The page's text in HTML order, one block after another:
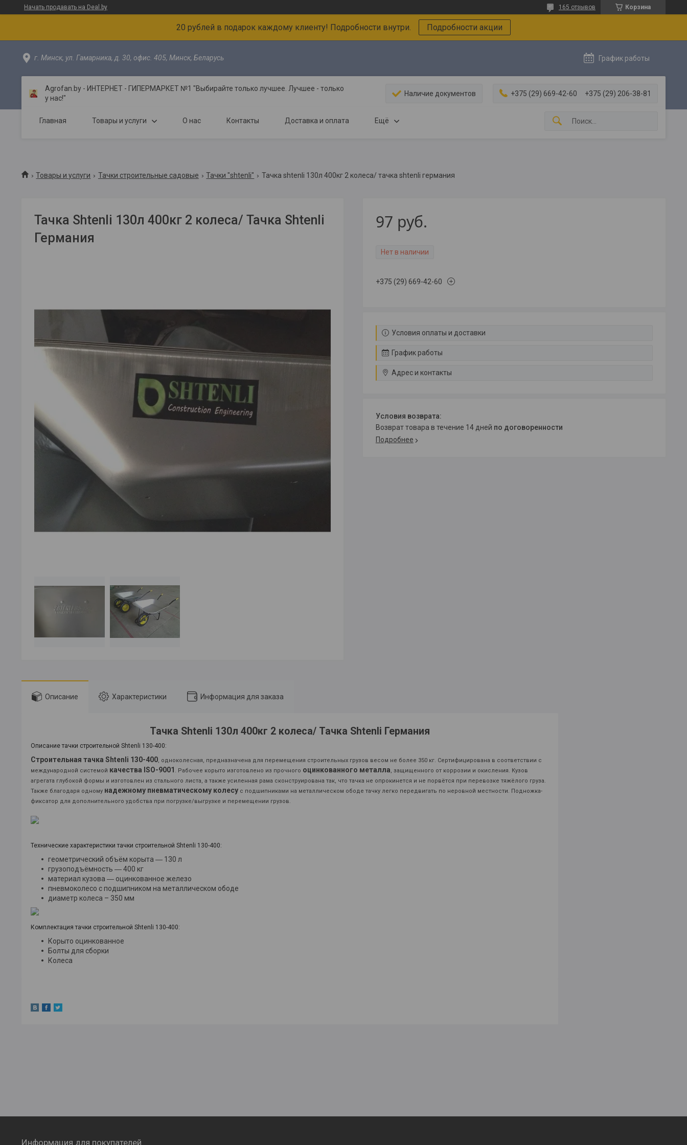
Начать продавать на Deal.by Корзина
165 отзывов
20 рублей в подарок каждому клиенту! Подробности внутри. Подробности акции
г. Минск, ул. Гамарника, д. 30, офис. 405, Минск, Беларусь График работы
Agrofan.by - ИНТЕРНЕТ - ГИПЕРМАРКЕТ №1 "Выбирайте только лучшее. Лучшее - только
у нас!"
Наличие документов +375 (29) 669-42-60 +375 (29) 206-38-81
Главная Товары и услуги О нас Контакты Доставка и оплата Ещё
Товары и услуги Тачки строительные садовые Тачки "shtenli" Тачка shtenli 130л 400кг 2 колеса/ тачка shtenli германия
Тачка Shtenli 130л 400кг 2 колеса/ Тачка Shtenli
Германия
97 руб.
Нет в наличии
+375 (29) 669-42-60
Условия оплаты и доставки
График работы
Адрес и контакты
возврат товара в течение 14 дней по договоренности
Подробнее
Описание Характеристики Информация для заказа
Тачка Shtenli 130л 400кг 2 колеса/ Тачка Shtenli Германия
Описание тачки строительной Shtenli 130-400:
Строительная тачка Shtenli 130-400, одноколесная, предназначена для перемещения строительных грузов весом не более 350 кг. Сертифицирована в соответствии с
международной системой качества ISO-9001 . Рабочее корыто изготовлено из прочного оцинкованного металла, защищенного от коррозии и окисления. Кузов
агрегата глубокой формы и изготовлен из стального листа, а также усиленная рама сконструирована так, что тачка не опрокинется и не порвётся при перевозке тяжёлого груза.
Также благодаря одному надежному пневматическому колесу с подшипниками на металлическом ободе тачку легко передвигать по неровной местности. Подножка-
фиксатор для дополнительного удобства при погрузке/выгрузке и перемещении грузов.
Технические характеристики тачки строительной Shtenli 130-400:
геометрический объём корыта ― 130 л
грузоподъёмность ― 400 кг
материал кузова ― оцинкованное железо
пневмоколесо с подшипником на металлическом ободе
диаметр колеса – 350 мм
Комплектация тачки строительной Shtenli 130-400:
Корыто оцинкованное
Болты для сборки
Колеса
Информация для покупателей